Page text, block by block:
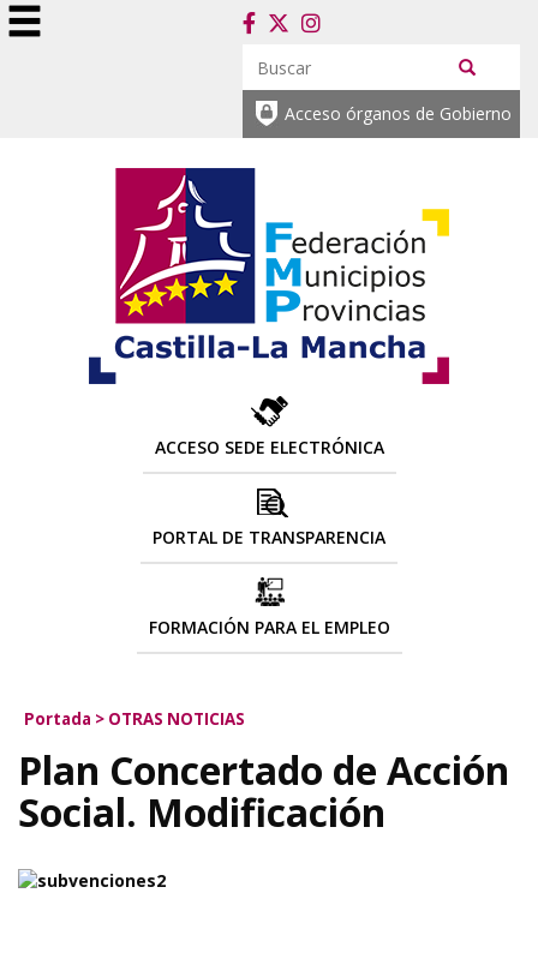
Acceso órganos de Gobierno
ACCESO SEDE ELECTRÓNICA
PORTAL DE TRANSPARENCIA
FORMACIÓN PARA EL EMPLEO
Portada > OTRAS NOTICIAS
Plan Concertado de Acción
Social. Modificación